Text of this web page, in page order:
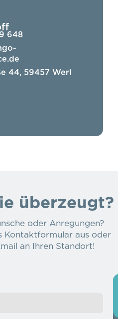
648
44, 59457 Werl
überzeugt?
oder Anregungen?
Kontaktformular aus oder
an Ihren Standort!